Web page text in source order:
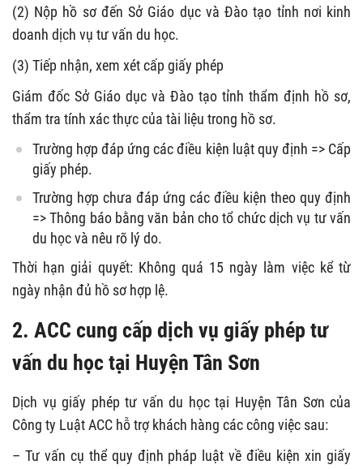
(2) Nộp hồ sơ đến Sở Giáo dục và Đào tạo tỉnh nơi kinh
doanh dịch vụ tư vấn du học.
(3) Tiếp nhận, xem xét cấp giấy phép
Giám đốc Sở Giáo dục và Đào tạo tỉnh thẩm định hồ sơ,
thẩm tra tính xác thực của tài liệu trong hồ sơ.
Trường hợp đáp ứng các điều kiện luật quy định => Cấp
giấy phép.
Trường hợp chưa đáp ứng các điều kiện theo quy định
=> Thông báo bằng văn bản cho tổ chức dịch vụ tư vấn
du học và nêu rõ lý do.
Thời hạn giải quyết: Không quá 15 ngày làm việc kể từ
ngày nhận đủ hồ sơ hợp lệ.
2. ACC cung cấp dịch vụ giấy phép tư
vấn du học tại Huyện Tân Sơn
Dịch vụ giấy phép tư vấn du học tại Huyện Tân Sơn của
Công ty Luật ACC hỗ trợ khách hàng các công việc sau:
– Tư vấn cụ thể quy định pháp luật về điều kiện xin giấy